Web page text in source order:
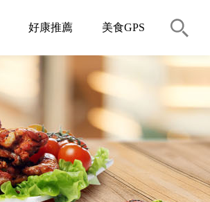
好康推薦 美食GPS